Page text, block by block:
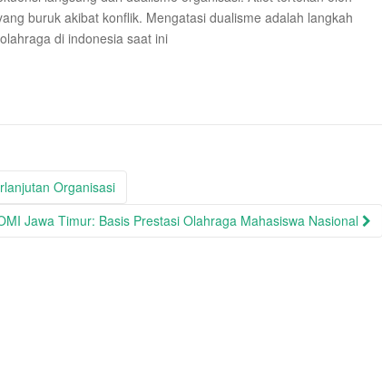
buruk akibat konflik. Mengatasi dualisme adalah langkah
di indonesia saat ini
Organisasi
Jawa Timur: Basis Prestasi Olahraga Mahasiswa Nasional